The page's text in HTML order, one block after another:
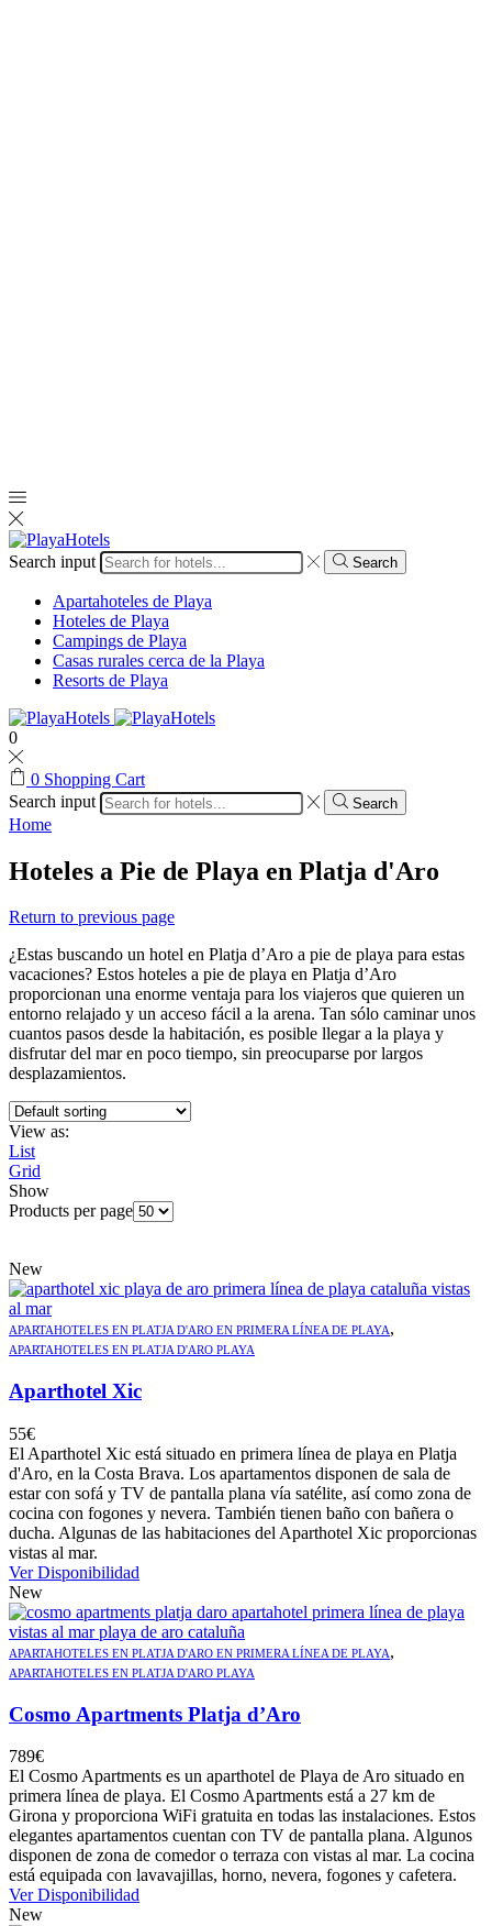
Search input Search
Apartahoteles de Playa
Hoteles de Playa
Campings de Playa
Casas rurales cerca de la Playa
Resorts de Playa
0
0 Shopping Cart
Search input
Search
Home
Hoteles a Pie de Playa en Platja d'Aro
Return to previous page
¿Estas buscando un hotel en Platja d’Aro a pie de playa para estas
vacaciones? Estos hoteles a pie de playa en Platja d’Aro
proporcionan una enorme ventaja para los viajeros que quieren un
entorno relajado y un acceso fácil a la arena. Tan sólo caminar unos
cuantos pasos desde la habitación, es posible llegar a la playa y
disfrutar del mar en poco tiempo, sin preocuparse por largos
desplazamientos.
View as:
List
Grid
Show
Products per page
New
APARTAHOTELES EN PLATJA D'ARO EN PRIMERA LÍNEA DE PLAYA,
APARTAHOTELES EN PLATJA D'ARO PLAYA
Aparthotel Xic
55€
El Aparthotel Xic está situado en primera línea de playa en Platja
d'Aro, en la Costa Brava. Los apartamentos disponen de sala de
estar con sofá y TV de pantalla plana vía satélite, así como zona de
cocina con fogones y nevera. También tienen baño con bañera o
ducha. Algunas de las habitaciones del Aparthotel Xic proporcionas
vistas al mar.
Ver Disponibilidad
New
APARTAHOTELES EN PLATJA D'ARO EN PRIMERA LÍNEA DE PLAYA,
APARTAHOTELES EN PLATJA D'ARO PLAYA
Cosmo Apartments Platja d’Aro
789€
El Cosmo Apartments es un aparthotel de Playa de Aro situado en
primera línea de playa. El Cosmo Apartments está a 27 km de
Girona y proporciona WiFi gratuita en todas las instalaciones. Estos
elegantes apartamentos cuentan con TV de pantalla plana. Algunos
disponen de zona de comedor o terraza con vistas al mar. La cocina
está equipada con lavavajillas, horno, nevera, fogones y cafetera.
Ver Disponibilidad
New